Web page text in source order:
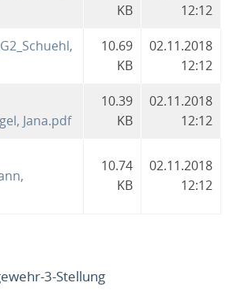
KB
12:12
10.69
KB
02.11.2018
12:12
Jana.pdf
10.39
KB
02.11.2018
12:12
10.74
KB
02.11.2018
12:12
3-Stellung